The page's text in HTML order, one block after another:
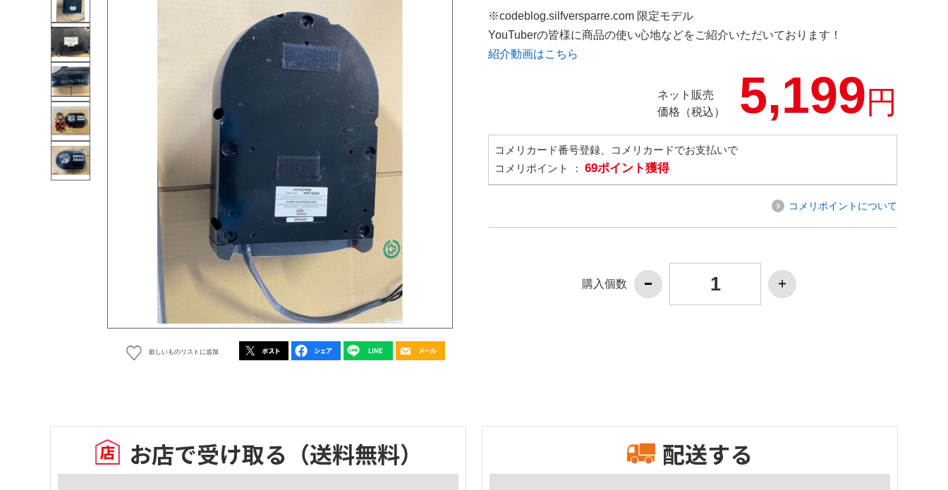
欲しいものリストに追加
※codeblog.silfversparre.com 限定モデル
YouTuberの皆様に商品の使い心地などをご紹介いただいております！
紹介動画はこちら
ネット販売
価格（税込）
5,199円
コメリカード番号登録、コメリカードでお支払いで
コメリポイント ： 69ポイント獲得
コメリポイントについて
購入個数
お店で受け取る （送料無料） 配送する